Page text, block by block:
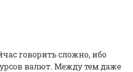
говорить сложно, ибо
валют. Между тем даже